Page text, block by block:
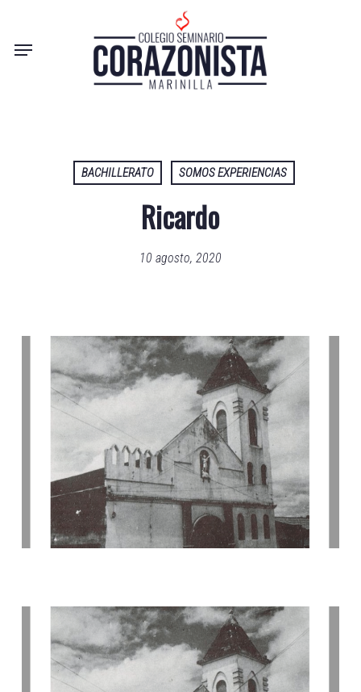
mainMenu
BACHILLERATO SOMOS EXPERIENCIAS
Ricardo
10 agosto, 2020